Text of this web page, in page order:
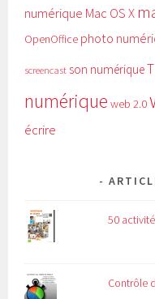
numérique Mac OS X
OpenOffice photo
screencast son numérique
numérique web 2.0
écrire
50
Contrôle